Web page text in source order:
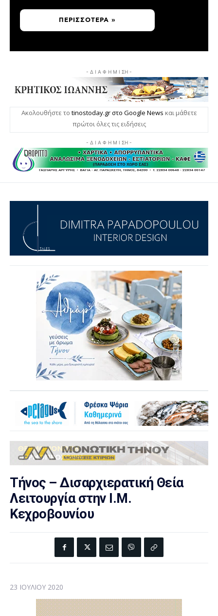
ΠΕΡΙΣΣΌΤΕΡΑ »
- Δ Ι Α Φ Η Μ Ι ΣΗ -
Ακολουθήστε το tinostoday.gr στο Google News και μάθετε
πρώτοι όλες τις ειδήσεις
- Δ Ι Α Φ Η Μ Ι ΣΗ -